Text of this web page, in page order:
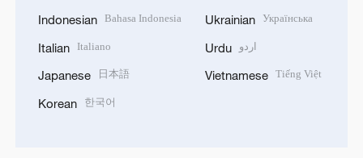
Indonesian Bahasa Indonesia
Italian Italiano
Japanese 日本語
Korean 한국어
Ukrainian Українська
Urdu اردو
Vietnamese Tiếng Việt